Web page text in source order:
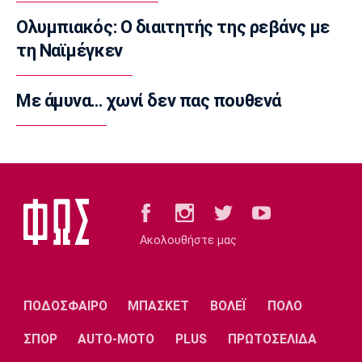
Επικαιρότητα
Καιρός: Αίθριος με αραιές νεφώσεις
07:10
Επικαιρότητα
Εορτολόγιο: Ποιοι γιορτάζουν σήμερα
07:00
Europa League: Παρέλαση της ΤΣΣΚΑ Σόφιας
στο Μπατούμι
Σαουδική Αραβία: «Χρυσάφι» για Ντεσάν
Europa League
Ολυμπιακός: Ο διαιτητής της ρεβάνς με
τη Ναϊμέγκεν
Με άμυνα… χωνί δεν πας πουθενά
Ακολουθήστε μας
ΠΟΔΟΣΦΑΙΡΟ ΜΠΑΣΚΕΤ ΒΟΛΕΪ ΠΟΛΟ
ΣΠΟΡ AUTO-MOTO PLUS ΠΡΩΤΟΣΕΛΙΔΑ